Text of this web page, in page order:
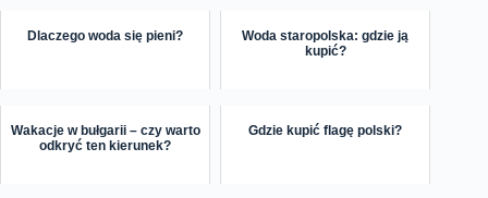
Dlaczego woda się pieni?
Woda staropolska: gdzie ją
kupić?
Wakacje w bułgarii – czy warto
odkryć ten kierunek?
Gdzie kupić flagę polski?